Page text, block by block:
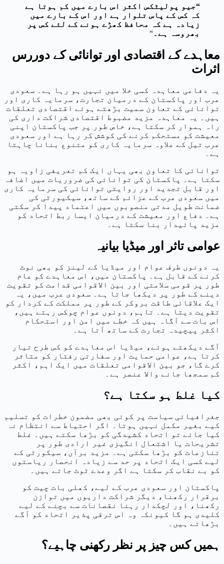
“جیو پولیٹکس اکثر اس بارے میں کم ہوتا ہے
کہ کس کے پاس تلوار ہے اور اس کے بارے میں
زیادہ ہے کہ محافظ کھڑے ہونے کے لئے کس پر
بھروسہ ہے۔ “
معاہدے کے اقتصادی اور توانائی کے دوررس
اثرات
یہ دفاعی معاہدہ کسی خلا میں نہیں ہو رہا ہے۔ سعودی
عرب اور پاکستان کے درمیان تجارت، سرمایہ کاری اور
توانائی کے تعاون سمیت بڑھتے ہوئے اقتصادی تعلقات
ہیں۔ یہ معاہدہ مزید مضبوط اقتصادی شراکت داری کی
راہ ہموار کر سکتا ہے، خاص طور پر جب پاکستان اپنی
معیشت کو مستحکم کرنے کی کوشش کر رہا ہے اور سعودی
عرب تیل کے علاوہ سرمایہ کاری کو متنوع بنانا چاہتا
ہے۔
توانائی کا تعاون بھی یہاں ایک کم تعریفی زاویہ ہو
سکتا ہے۔ پاکستان کی توانائی کی ضروریات میں اضافہ
اور قابل تجدید اور روایتی توانائی کی سرمایہ کاری
میں سعودی عرب کے عزائم کے ساتھ، سیکیورٹی کی
ضمانت طویل مدتی منصوبوں میں اعتماد پیدا کر سکتی
ہے۔ دفاع اور معیشت کے درمیان ایسا ربط اتحاد کو
مزید پائیدار بنا سکتا ہے۔
عوامی تاثر اور میڈیا بیانیہ
یہ دونوں طرف عوام اور میڈیا کے لینز کو بھی نوٹ
کرنے کے قابل ہے۔ پاکستان میں، اس معاہدے کو عام
طور پر قومی سلامتی اور بین الاقوامی قدامت کو تقویت
دینے کے طور پر دیکھا جاتا ہے۔ سعودی عرب میں، یہ
ایک علاقائی طاقت بروکر کے طور پر مملکت کے کردار کو
تقویت دیتا ہے۔ تاہم، دونوں عوام چوکس رہتے ہیں،
اس بات سے آگاہ ہیں کہ خطے میں امن اور استحکام
اکثر پیچیدہ تجارت کے ساتھ آتا ہے۔
آگے دیکھتے ہوئے، میڈیا اس معاہدے کو کس طرح تیار
کرتا ہے، عوامی حمایت اور سفارتی رفتار کو متاثر
کرے گا، جو بین الاقوامی تعلقات میں ایک اہم، اکثر
کم سمجھا جانے والا عنصر ہے۔
کیا غلط ہو سکتا ہے؟
جغرافیائی سیاست پر کوئی بھی مضمون خطرات کو تسلیم
کیے بغیر مکمل نہیں ہوتا۔ اگر احتیاط سے انتظام نہ
کیا جائے تو اتحاد کشیدگی کو بڑھا سکتے ہیں۔ غلط
تشریحات یا اشتعال انگیزی غیر ارادی طور پر
تنازعات کو بڑھا سکتی ہے۔ مزید برآں، سیکورٹی کے
لیے کسی ایک اتحاد پر حد سے زیادہ انحصار ریاستوں
کو بے نقاب کر سکتا ہے اگر وعدے ٹوٹ جاتے ہیں۔
پاکستان اور سعودی عرب کے لیے، کھلی بات چیت کو
برقرار رکھنا، دیگر شراکت داریوں میں توازن
رکھنا، اور لچکدار رہنا نقصانات سے بچنے کے لیے
کلیدی ہو گا کیونکہ وہ اس ترقی پذیر اتحاد کو آگے
بڑھاتے ہیں۔
ہمیں کس چیز پر نظر رکھنی چاہیے؟